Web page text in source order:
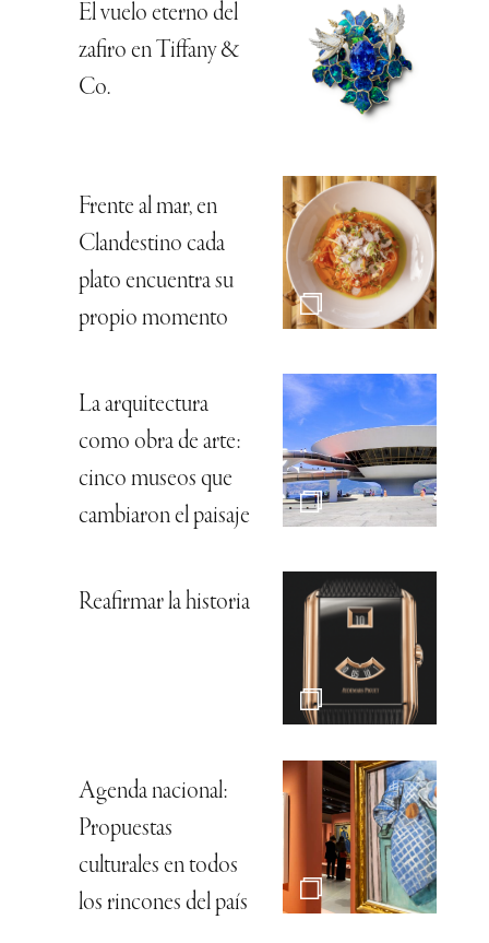
El vuelo eterno del
zafiro en Tiffany &
Co.
Frente al mar, en
Clandestino cada
plato encuentra su
propio momento
La arquitectura
como obra de arte:
cinco museos que
cambiaron el paisaje
Reafirmar la historia
Agenda nacional:
Propuestas
culturales en todos
los rincones del país